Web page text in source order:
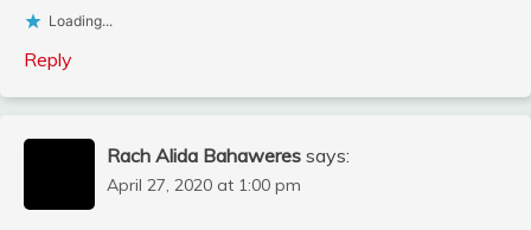
Loading...
Reply
Rach Alida Bahaweres says:
April 27, 2020 at 1:00 pm